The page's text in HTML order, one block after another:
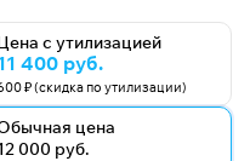
с утилизацией
400 руб.
₽ (скидка по утилизации)
цена
000 руб.